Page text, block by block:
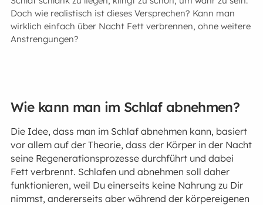
Doch wie realistisch ist dieses Versprechen? Kann man
wirklich einfach über Nacht Fett verbrennen, ohne weitere
Anstrengungen?
Wie kann man im Schlaf abnehmen?
Die Idee, dass man im Schlaf abnehmen kann, basiert
vor allem auf der Theorie, dass der Körper in der Nacht
seine Regenerationsprozesse durchführt und dabei
Fett verbrennt. Schlafen und abnehmen soll daher
funktionieren, weil Du einerseits keine Nahrung zu Dir
nimmst, andererseits aber während der körpereigenen